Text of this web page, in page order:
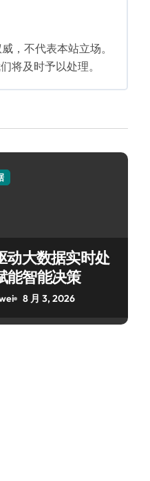
，不代表本站立场。
将及时予以处理。
动大数据实时处
能智能决策
8 月 3, 2026